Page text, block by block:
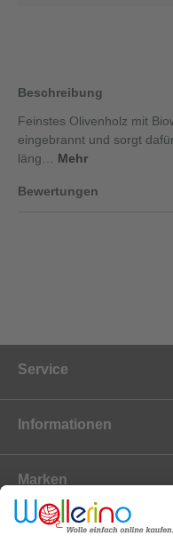
Beschreibung
Feinstes Olivenholz mit
eingebrannt und sorgt
läng… Mehr
Bewertungen
Service
Informationen
Marken
Newsletter